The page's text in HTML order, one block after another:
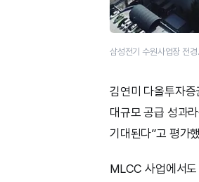
삼성전기 수원사업장 전
김연미 다올투자
대규모 공급 성과
기대된다”고 평가
MLCC 사업에서도